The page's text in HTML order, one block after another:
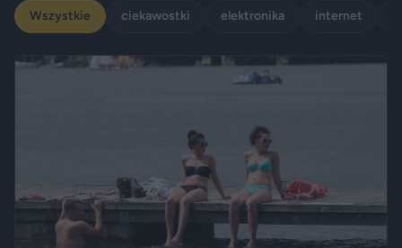
Wszystkie ciekawostki elektronika internet